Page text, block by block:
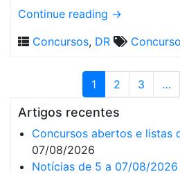
Continue reading →
Concursos, DR Concurso
1 2 3 …
Artigos recentes
Concursos abertos e listas
07/08/2026
Notícias de 5 a 07/08/2026